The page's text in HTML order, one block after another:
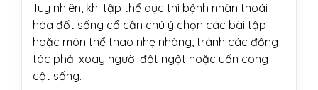
Tuy nhiên, khi tập thể dục thì bệnh nhân thoái
hóa đốt sống cổ cần chú ý chọn các bài tập
hoặc môn thể thao nhẹ nhàng, tránh các động
tác phải xoay người đột ngột hoặc uốn cong
cột sống.